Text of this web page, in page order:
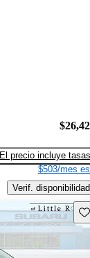
El precio incluye tasas
$503/mes
Verif. disponibilidad